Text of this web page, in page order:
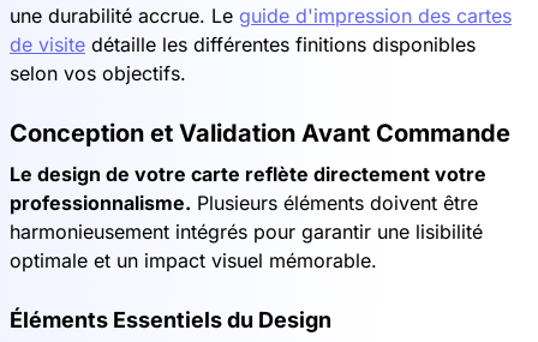
une durabilité accrue. Le guide d'impression des cartes
de visite détaille les différentes finitions disponibles
selon vos objectifs.
Conception et Validation Avant Commande
Le design de votre carte reflète directement votre
professionnalisme. Plusieurs éléments doivent être
harmonieusement intégrés pour garantir une lisibilité
optimale et un impact visuel mémorable.
Éléments Essentiels du Design